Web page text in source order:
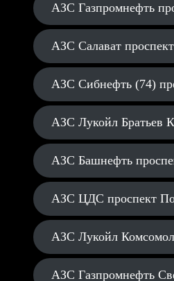
АЗС Газпромнефть
АЗС Салават
АЗС Сибнефть (74)
АЗС Лукойл Братьев
АЗС Башнефть
АЗС ЦДС проспект
АЗС Лукойл
АЗС Газпромнефть